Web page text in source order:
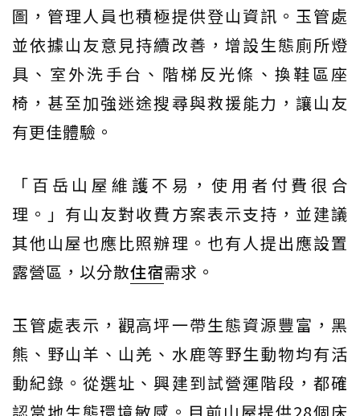
圖，管理人員也積極提供登山資訊。玉管處
並依據山友意見持續改善，增設生態廁所燈
具、室外洗手台、階梯反光條、換鞋區座
椅，甚至加強迷途搜尋與救援能力，讓山友
有更佳體驗。
「百岳山屋維護不易，使用者付費很合
理。」有山友對收費方案表示支持，並建議
其他山屋也應比照辦理。也有人提出應設置
露營區，以分散住宿需求。
玉管處表示，觀高坪一帶生態資源豐富，黑
熊、野山羊、山羌、水鹿等野生動物均有活
動紀錄。從選址、興建到試營運階段，都確